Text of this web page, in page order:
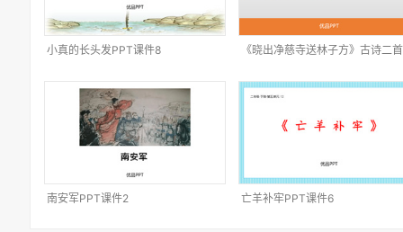
小真的长头发PPT课件8
《晓出净慈寺送林子方》古诗二首
南安军PPT课件2 亡羊补牢PPT课件6